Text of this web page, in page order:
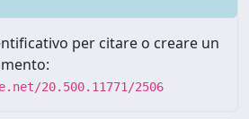
per citare o creare un
20.500.11771/2506